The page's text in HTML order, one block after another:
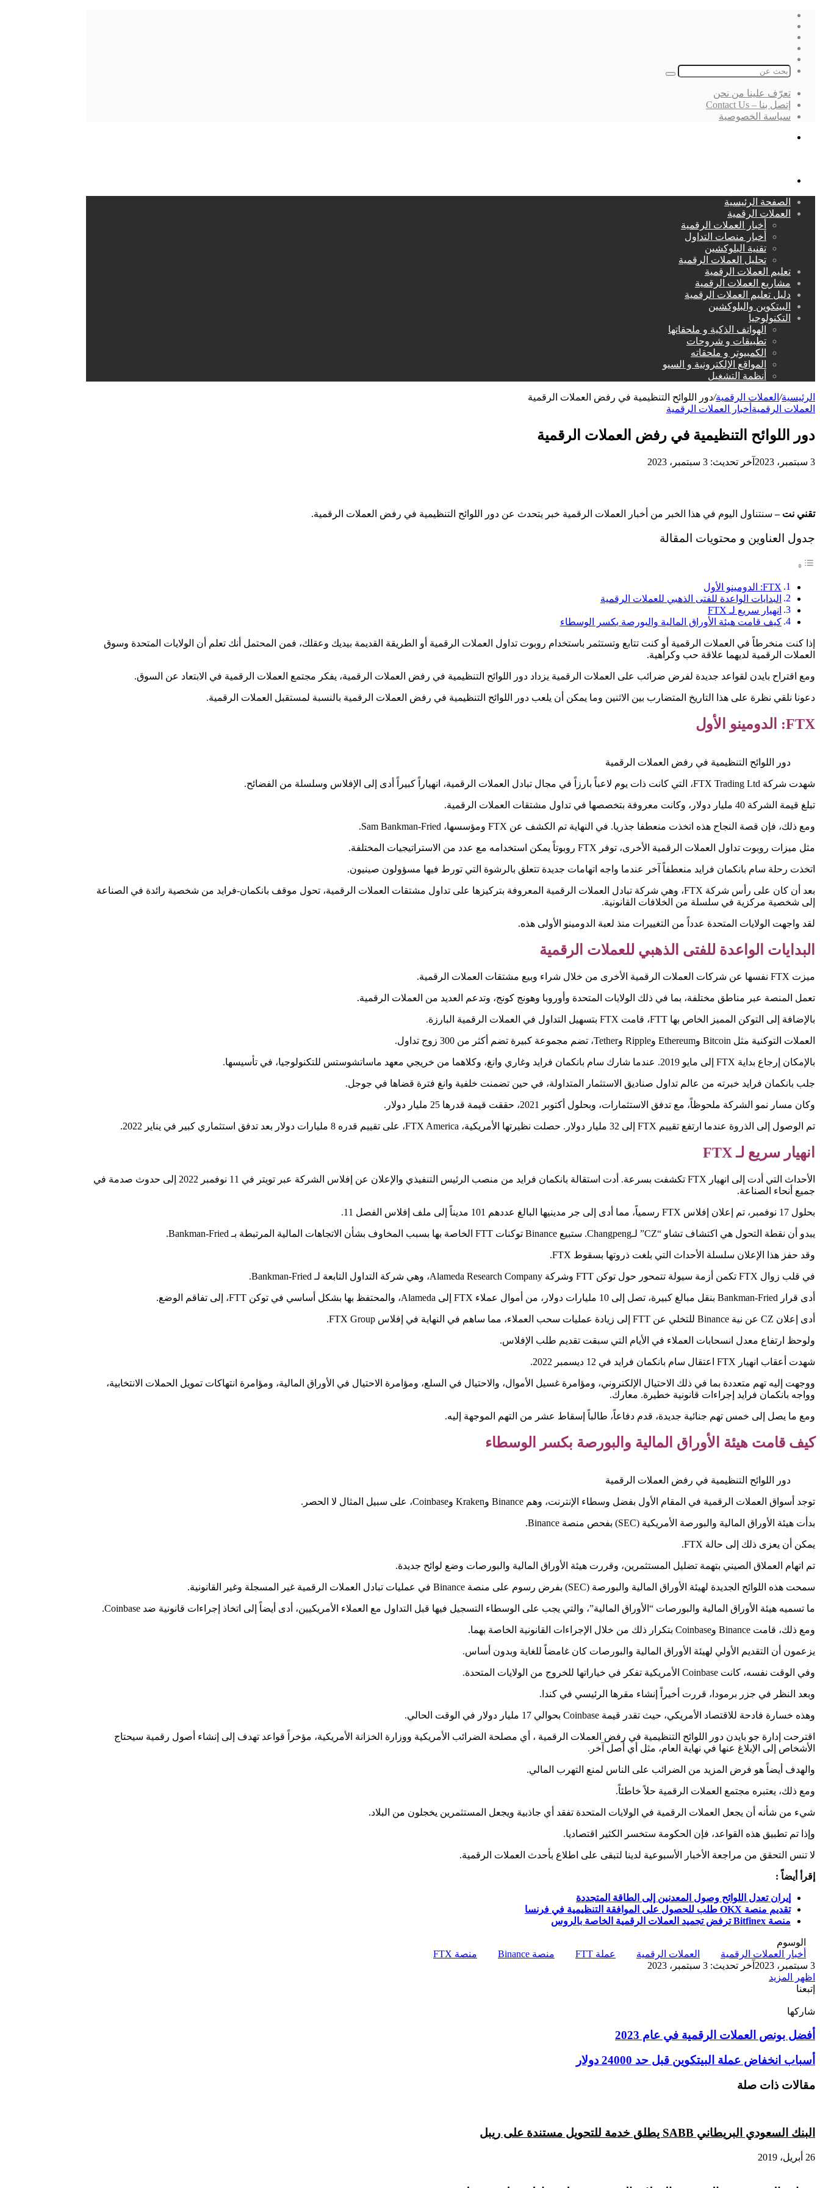
بحث
تعرّف علينا من نحن
إتصل بنا – Contact Us
سياسة الخصوصية
الصفحة الرئيسية
العملات الرقمية
أخبار العملات الرقمية
أخبار منصات التداول
تقنية البلوكشين
تحليل العملات الرقمية
تعليم العملات الرقمية
مشاريع العملات الرقمية
دليل تعليم العملات الرقمية
البيتكوين والبلوكشين
التكنولوجيا
الهواتف الذكية و ملحقاتها
تطبيقات و شروحات
الكمبيوتر و ملحقاته
المواقع الإلكترونية و السيو
أنظمة التشغيل
الرئيسية/ العملات الرقمية/دور اللوائح التنظيمية في رفض العملات الرقمية
العملات الرقمية أخبار العملات الرقمية
دور اللوائح التنظيمية في رفض العملات الرقمية
3 سبتمبر، 2023 آخر تحديث: 3 سبتمبر، 2023
تقني نت –سنتناول اليوم في هذا الخبر من أخبار العملات الرقمية خبر يتحدث عن دور اللوائح التنظيمية في رفض العملات الرقمية.
جدول العناوين و محتويات المقالة
FTX: الدومينو الأول
البدايات الواعدة للفتى الذهبي للعملات الرقمية
انهيار سريع لـ FTX
كيف قامت هيئة الأوراق المالية والبورصة بكسر الوسطاء
إذا كنت منخرطاً في العملات الرقمية أو كنت تتابع وتستثمر باستخدام روبوت تداول العملات الرقمية أو الطريقة القديمة بيديك وعقلك، فمن المحتمل أنك تعلم أن الولايات المتحدة وسوق
العملات الرقمية لديهما علاقة حب وكراهية.
ومع اقتراح بايدن لقواعد جديدة لفرض ضرائب على العملات الرقمية يزداد دور اللوائح التنظيمية في رفض العملات الرقمية، يفكر مجتمع العملات الرقمية في الابتعاد عن السوق.
دعونا نلقي نظرة على هذا التاريخ المتضارب بين الاثنين وما يمكن أن يلعب دور اللوائح التنظيمية في رفض العملات الرقمية بالنسبة لمستقبل العملات الرقمية.
FTX: الدومينو الأول
دور اللوائح التنظيمية في رفض العملات الرقمية
شهدت شركة FTX Trading Ltd، التي كانت ذات يوم لاعباً بارزاً في مجال تبادل العملات الرقمية، انهياراً كبيراً أدى إلى الإفلاس وسلسلة من الفضائح.
تبلغ قيمة الشركة 40 مليار دولار، وكانت معروفة بتخصصها في تداول مشتقات العملات الرقمية.
ومع ذلك، فإن قصة النجاح هذه اتخذت منعطفا جذريا. في النهاية تم الكشف عن FTX ومؤسسها، Sam Bankman-Fried.
مثل ميزات روبوت تداول العملات الرقمية الأخرى، توفر FTX روبوتاً يمكن استخدامه مع عدد من الاستراتيجيات المختلفة.
اتخذت رحلة سام بانكمان فرايد منعطفاً آخر عندما واجه اتهامات جديدة تتعلق بالرشوة التي تورط فيها مسؤولون صينيون.
بعد أن كان على رأس شركة FTX، وهي شركة تبادل العملات الرقمية المعروفة بتركيزها على تداول مشتقات العملات الرقمية، تحول موقف بانكمان-فرايد من شخصية رائدة في الصناعة
إلى شخصية مركزية في سلسلة من الخلافات القانونية.
لقد واجهت الولايات المتحدة عدداً من التغييرات منذ لعبة الدومينو الأولى هذه.
البدايات الواعدة للفتى الذهبي للعملات الرقمية
ميزت FTX نفسها عن شركات العملات الرقمية الأخرى من خلال شراء وبيع مشتقات العملات الرقمية.
تعمل المنصة عبر مناطق مختلفة، بما في ذلك الولايات المتحدة وأوروبا وهونج كونج، وتدعم العديد من العملات الرقمية.
بالإضافة إلى التوكن المميز الخاص بها FTT، قامت FTX بتسهيل التداول في العملات الرقمية البارزة.
العملات التوكنية مثل Bitcoin وEthereum وRipple وTether، تضم مجموعة كبيرة تضم أكثر من 300 زوج تداول.
بالإمكان إرجاع بداية FTX إلى مايو 2019. عندما شارك سام بانكمان فرايد وغاري وانغ، وكلاهما من خريجي معهد ماساتشوستس للتكنولوجيا، في تأسيسها.
جلب بانكمان فرايد خبرته من عالم تداول صناديق الاستثمار المتداولة، في حين تضمنت خلفية وانغ فترة قضاها في جوجل.
وكان مسار نمو الشركة ملحوظاً، مع تدفق الاستثمارات، وبحلول أكتوبر 2021، حققت قيمة قدرها 25 مليار دولار.
تم الوصول إلى الذروة عندما ارتفع تقييم FTX إلى 32 مليار دولار. حصلت نظيرتها الأمريكية، FTX America، على تقييم قدره 8 مليارات دولار بعد تدفق استثماري كبير في يناير 2022.
انهيار سريع لـ FTX
الأحداث التي أدت إلى انهيار FTX تكشفت بسرعة. أدت استقالة بانكمان فرايد من منصب الرئيس التنفيذي والإعلان عن إفلاس الشركة عبر تويتر في 11 نوفمبر 2022 إلى حدوث صدمة في
جميع أنحاء الصناعة.
بحلول 17 نوفمبر، تم إعلان إفلاس FTX رسمياً، مما أدى إلى جر مدينيها البالغ عددهم 101 مديناً إلى ملف إفلاس الفصل 11.
يبدو أن نقطة التحول هي اكتشاف تشاو “CZ” لـChangpeng. ستبيع Binance توكنات FTT الخاصة بها بسبب المخاوف بشأن الاتجاهات المالية المرتبطة بـ Bankman-Fried.
وقد حفز هذا الإعلان سلسلة الأحداث التي بلغت ذروتها بسقوط FTX.
في قلب زوال FTX تكمن أزمة سيولة تتمحور حول توكن FTT وشركة Alameda Research Company، وهي شركة التداول التابعة لـ Bankman-Fried.
أدى قرار Bankman-Fried بنقل مبالغ كبيرة، تصل إلى 10 مليارات دولار، من أموال عملاء FTX إلى Alameda، والمحتفظ بها بشكل أساسي في توكن FTT، إلى تفاقم الوضع.
أدى إعلان CZ عن نية Binance للتخلي عن FTT إلى زيادة عمليات سحب العملاء، مما ساهم في النهاية في إفلاس FTX Group.
ولوحظ ارتفاع معدل انسحابات العملاء في الأيام التي سبقت تقديم طلب الإفلاس.
شهدت أعقاب انهيار FTX اعتقال سام بانكمان فرايد في 12 ديسمبر 2022.
ووجهت إليه تهم متعددة بما في ذلك الاحتيال الإلكتروني، ومؤامرة غسيل الأموال، والاحتيال في السلع، ومؤامرة الاحتيال في الأوراق المالية، ومؤامرة انتهاكات تمويل الحملات الانتخابية،
وواجه بانكمان فرايد إجراءات قانونية خطيرة. معارك.
ومع ما يصل إلى خمس تهم جنائية جديدة، قدم دفاعاً، طالباً إسقاط عشر من التهم الموجهة إليه.
كيف قامت هيئة الأوراق المالية والبورصة بكسر الوسطاء
دور اللوائح التنظيمية في رفض العملات الرقمية
توجد أسواق العملات الرقمية في المقام الأول بفضل وسطاء الإنترنت، وهم Binance وKraken وCoinbase، على سبيل المثال لا الحصر.
بدأت هيئة الأوراق المالية والبورصة الأمريكية (SEC) بفحص منصة Binance.
يمكن أن يعزى ذلك إلى حالة FTX.
تم اتهام العملاق الصيني بتهمة تضليل المستثمرين، وقررت هيئة الأوراق المالية والبورصات وضع لوائح جديدة.
سمحت هذه اللوائح الجديدة لهيئة الأوراق المالية والبورصة (SEC) بفرض رسوم على منصة Binance في عمليات تبادل العملات الرقمية غير المسجلة وغير القانونية.
ما تسميه هيئة الأوراق المالية والبورصات “الأوراق المالية”، والتي يجب على الوسطاء التسجيل فيها قبل التداول مع العملاء الأمريكيين، أدى أيضاً إلى اتخاذ إجراءات قانونية ضد Coinbase.
ومع ذلك، قامت Binance وCoinbase بتكرار ذلك من خلال الإجراءات القانونية الخاصة بهما.
يزعمون أن التقديم الأولي لهيئة الأوراق المالية والبورصات كان غامضاً للغاية وبدون أساس.
وفي الوقت نفسه، كانت Coinbase الأمريكية تفكر في خياراتها للخروج من الولايات المتحدة.
وبعد النظر في جزر برمودا، قررت أخيراً إنشاء مقرها الرئيسي في كندا.
وهذه خسارة فادحة للاقتصاد الأمريكي، حيث تقدر قيمة Coinbase بحوالي 17 مليار دولار في الوقت الحالي.
اقترحت إدارة جو بايدن دور اللوائح التنظيمية في رفض العملات الرقمية ، أي مصلحة الضرائب الأمريكية ووزارة الخزانة الأمريكية، مؤخراً قواعد تهدف إلى إنشاء أصول رقمية سيحتاج
الأشخاص إلى الإبلاغ عنها في نهاية العام، مثل أي أصل آخر.
والهدف أيضاً هو فرض المزيد من الضرائب على الناس لمنع التهرب المالي.
ومع ذلك، يعتبره مجتمع العملات الرقمية حلاً خاطئاً.
شيء من شأنه أن يجعل العملات الرقمية في الولايات المتحدة تفقد أي جاذبية ويجعل المستثمرين يخجلون من البلاد.
وإذا تم تطبيق هذه القواعد، فإن الحكومة ستخسر الكثير اقتصاديا.
لا تنس التحقق من مراجعة الأخبار الأسبوعية لدينا لتبقى على اطلاع بأحدث العملات الرقمية.
إقرأ أيضاً :
إيران تعدل اللوائح وصول المعدنين إلى الطاقة المتجددة
تقديم منصة OKX طلب للحصول على الموافقة التنظيمية في فرنسا
منصة Bitfinex ترفض تجميد العملات الرقمية الخاصة بالروس
الوسوم
أخبار العملات الرقمية
العملات الرقمية عملة FTT منصة Binance
منصة FTX
3 سبتمبر، 2023
آخر تحديث: 3 سبتمبر، 2023
اظهر المزيد
إتبعنا
شاركها
أفضل
العملات
الرقمية
في
عام
أفضل بونص العملات الرقمية في عام 2023
أسباب
عملة
24000
دولار
أسباب انخفاض عملة البيتكوين قبل حد 24000 دولار
مقالات ذات صلة
البنك السعودي البريطاني SABB يطلق خدمة للتحويل مستندة على ريبل
26 أبريل، 2019